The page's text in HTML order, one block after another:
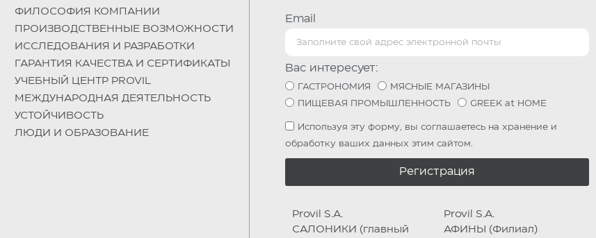
ФИЛОСОФИЯ КОМПАНИИ
ПРОИЗВОДСТВЕННЫЕ ВОЗМОЖНОСТИ
ИССЛЕДОВАНИЯ И РАЗРАБОТКИ
ГАРАНТИЯ КАЧЕСТВА И СЕРТИФИКАТЫ
УЧЕБНЫЙ ЦЕНТР PROVIL
МЕЖДУНАРОДНАЯ ДЕЯТЕЛЬНОСТЬ
УСТОЙЧИВОСТЬ
ЛЮДИ И ОБРАЗОВАНИЕ
Email
Вас интересует:
ГАСТРОНОМИЯ
МЯСНЫЕ МАГАЗИНЫ
ПИЩЕВАЯ ПРОМЫШЛЕННОСТЬ
GREEK at HOME
Используя эту форму, вы соглашаетесь на хранение и
обработку ваших данных этим сайтом.
Регистрация
Provil S.A.
САЛОНИКИ (главный
Provil S.A.
АФИНЫ (Филиал)